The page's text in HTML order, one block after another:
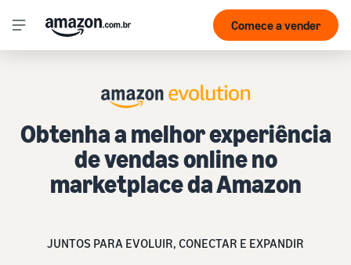
Comece a vender
Obtenha a melhor experiência
de vendas online no
marketplace da Amazon
JUNTOS PARA EVOLUIR, CONECTAR E EXPANDIR